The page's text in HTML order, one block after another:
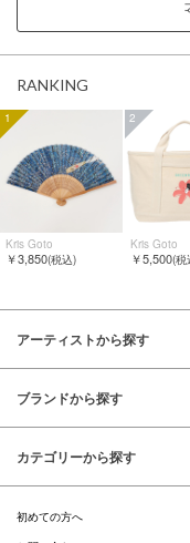
RANKING
1
Kris Goto
￥3,850(税込)
2
Kris Goto
￥5,500(税
アーティストから探す
ブランドから探す
カテゴリーから探す
初めての方へ